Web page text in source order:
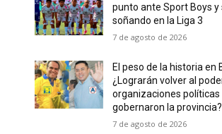
punto ante Sport Boys y
soñando en la Liga 3
7 de agosto de 2026
El peso de la historia en
¿Lograrán volver al
organizaciones políticas
gobernaron la provincia?
7 de agosto de 2026